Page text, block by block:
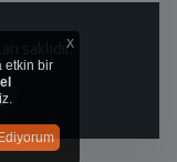
saklıdır.
x
etkin bir